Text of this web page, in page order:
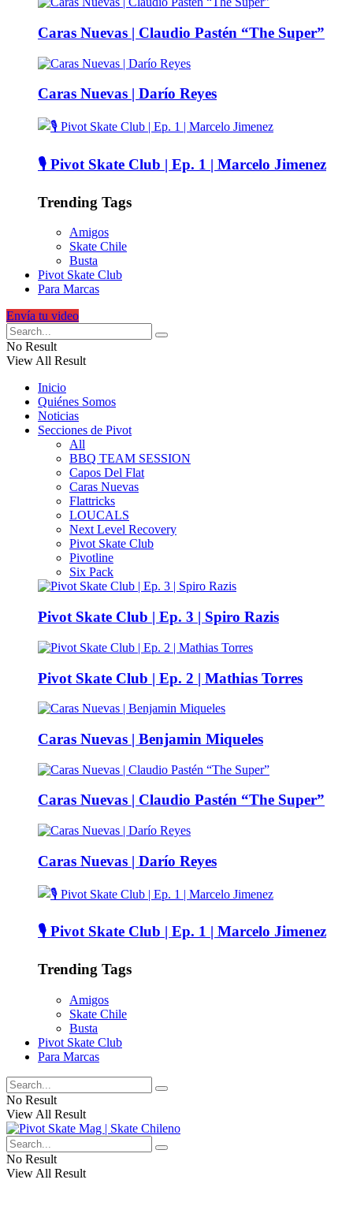
Caras Nuevas | Claudio Pastén “The Super”
Caras Nuevas | Darío Reyes
🎙️ Pivot Skate Club | Ep. 1 | Marcelo Jimenez
Trending Tags
Amigos
Skate Chile
Busta
Pivot Skate Club
Para Marcas
Envía tu video
No Result
View All Result
Inicio
Quiénes Somos
Noticias
Secciones de Pivot
All
BBQ TEAM SESSION
Capos Del Flat
Caras Nuevas
Flattricks
LOUCALS
Next Level Recovery
Pivot Skate Club
Pivotline
Six Pack
Pivot Skate Club | Ep. 3 | Spiro Razis
Pivot Skate Club | Ep. 2 | Mathias Torres
Caras Nuevas | Benjamin Miqueles
Caras Nuevas | Claudio Pastén “The Super”
Caras Nuevas | Darío Reyes
🎙️ Pivot Skate Club | Ep. 1 | Marcelo Jimenez
Trending Tags
Amigos
Skate Chile
Busta
Pivot Skate Club
Para Marcas
No Result
View All Result
No Result
View All Result